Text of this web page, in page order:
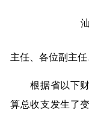
主任、各位副主任
根据省以下财
算总收支发生了